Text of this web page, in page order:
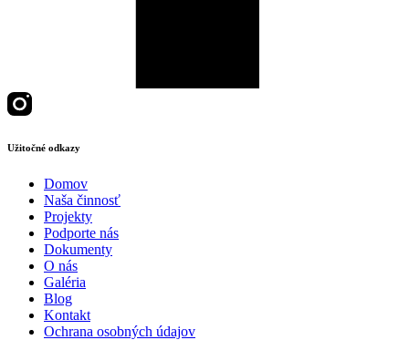
Užitočné odkazy
Domov
Naša činnosť
Projekty
Podporte nás
Dokumenty
O nás
Galéria
Blog
Kontakt
Ochrana osobných údajov